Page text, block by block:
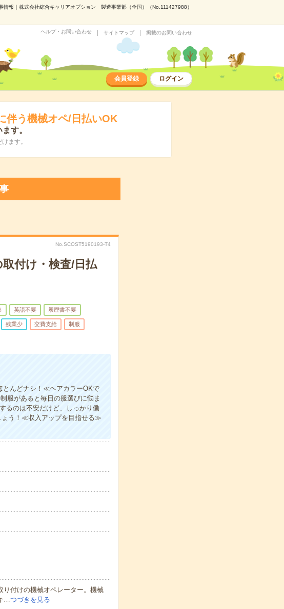
情報｜株式会社綜合キャリアオプション 製造事業部（全国）（No.111427988）
ヘルプ・お問い合わせ サイトマップ 掲載のお問い合わせ
会員登録 ログイン
伴う機械オペ/日払いOK
す。
ます。
No.SCOST5190193-T4
付け・検査/日払
英語不要 履歴書不要
残業少 交費支給 制服
とんどナシ！≪ヘアカラーOKで
服があると毎日の服選びに悩ま
るのは不安だけど、しっかり働
ょう！≪収入アップを目指せる≫
り付けの機械オペレーター。機械
…つづきを見る